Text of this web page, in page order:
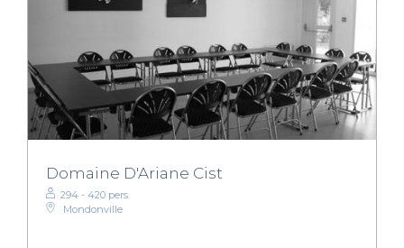
Domaine D'Ariane Cist
294 - 420 pers.
Mondonville